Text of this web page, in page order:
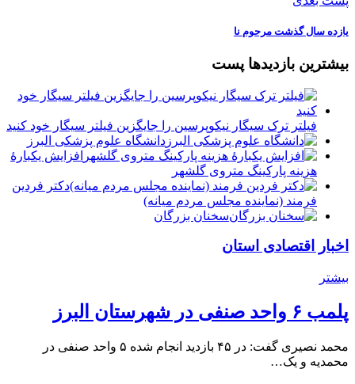
یازده سال گذشت مرحوم نا
بیشترین بازدیدها پست
فیلتر ترک سیگار نیکوپرسین را جایگزین فیلتر سیگار خود کنید
دانشگاه علوم پزشکی البرز
افزایش یکبارۀ
هزینه پارکینگ متروی گلشهر
دكتر فردين
فرمند (نماينده مجلس مردم میانه)
سخنان بزرگان
اخبار اقتصادی استان
بیشتر
پلمب ۶ واحد صنفی در شهرستان البرز
محمد نصیری گفت: در ۴۵ بازدید انجام شده ۵ واحد صنفی در
محمدیه و یک…